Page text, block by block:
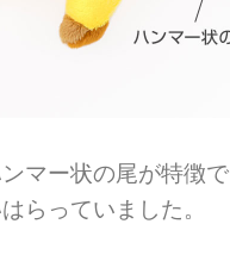
マー状の尾が特徴で
らっていました。